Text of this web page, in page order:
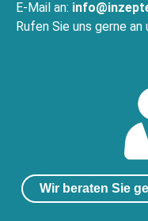
E-Mail an:
Rufen Sie uns gerne an
Wir beraten Sie